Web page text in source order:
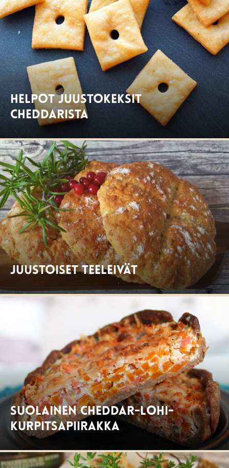
Helpot juustokeksit
cheddarista
Juustoiset teeleivät
Suolainen cheddar-lohi-
kurpitsapiirakka